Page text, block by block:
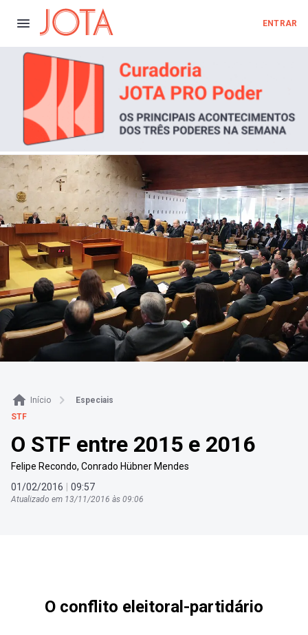
ENTRAR
Início
Especiais
STF
O STF entre 2015 e 2016
Felipe Recondo, Conrado Hübner Mendes
01/02/2016 09:57
Atualizado em 13/11/2016 às 09:06
O conflito eleitoral-partidário